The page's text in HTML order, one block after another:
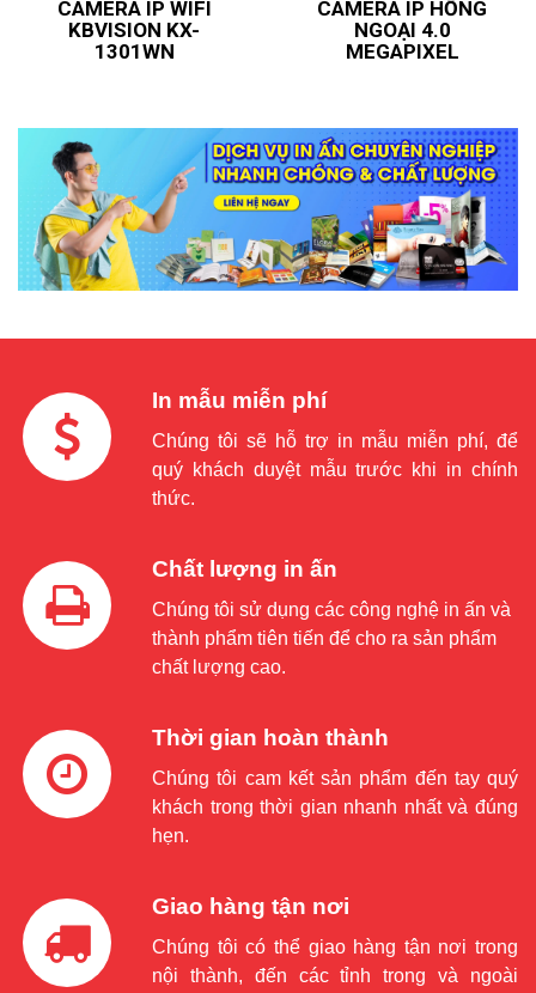
CAMERA IP WIFI
KBVISION KX-
1301WN
CAMERA IP HỒNG
NGOẠI 4.0
MEGAPIXEL
In mẫu miễn phí
Chúng tôi sẽ hỗ trợ in mẫu miễn phí, để
quý khách duyệt mẫu trước khi in chính
thức.
Chất lượng in ấn
Chúng tôi sử dụng các công nghệ in ấn và
thành phẩm tiên tiến để cho ra sản phẩm
chất lượng cao.
Thời gian hoàn thành
Chúng tôi cam kết sản phẩm đến tay quý
khách trong thời gian nhanh nhất và đúng
hẹn.
Giao hàng tận nơi
Chúng tôi có thể giao hàng tận nơi trong
nội thành, đến các tỉnh trong và ngoài